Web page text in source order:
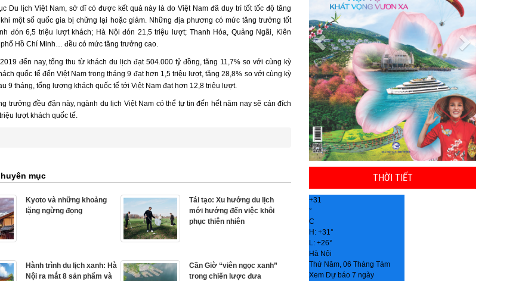
Du lịch Việt Nam, sở dĩ có được kết quả này là do Việt Nam đã duy trì tốt tốc độ tăng
một số quốc gia bị chững lại hoặc giảm. Những địa phương có mức tăng trưởng tốt
đón 6,5 triệu lượt khách; Hà Nội đón 21,5 triệu lượt; Thanh Hóa, Quảng Ngãi, Kiên
Hồ Chí Minh… đều có mức tăng trưởng cao.
đến nay, tổng thu từ khách du lịch đạt 504.000 tỷ đồng, tăng 11,7% so với cùng kỳ
quốc tế đến Việt Nam trong tháng 9 đạt hơn 1,5 triệu lượt, tăng 28,8% so với cùng kỳ
9 tháng, tổng lượng khách quốc tế tới Việt Nam đạt hơn 12,8 triệu lượt.
trưởng đều đặn này, ngành du lịch Việt Nam có thể tự tin đến hết năm nay sẽ cán đích
lượt khách quốc tế.
mục
Kyoto và những khoảng
lặng ngừng đọng
Tái tạo: Xu hướng du lịch
mới hướng đến việc khôi
phục thiên nhiên
Hành trình du lịch xanh: Hà
Nội ra mắt 8 sản phẩm và
Cần Giờ “viên ngọc xanh”
trong chiến lược đưa
THỜI TIẾT
+31
°
C
H: +31°
L: +26°
Hà Nội
Thứ Năm, 06 Tháng Tám
Xem Dự báo 7 ngày